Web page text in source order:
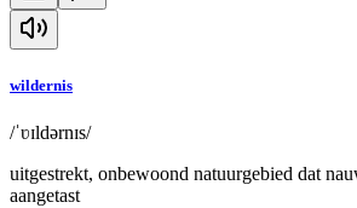
wildernis
/ˈʋɪldərnɪs/
uitgestrekt, onbewoond natuurgebied dat
aangetast